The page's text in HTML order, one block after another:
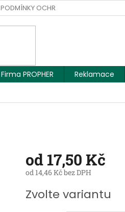
PODMÍNKY OCHRANY OSOBNÍCH ÚDAJŮ
Firma PROPHER Reklamace
od 17,50 Kč
od 14,46 Kčbez DPH
cena:
Zvolte variantu